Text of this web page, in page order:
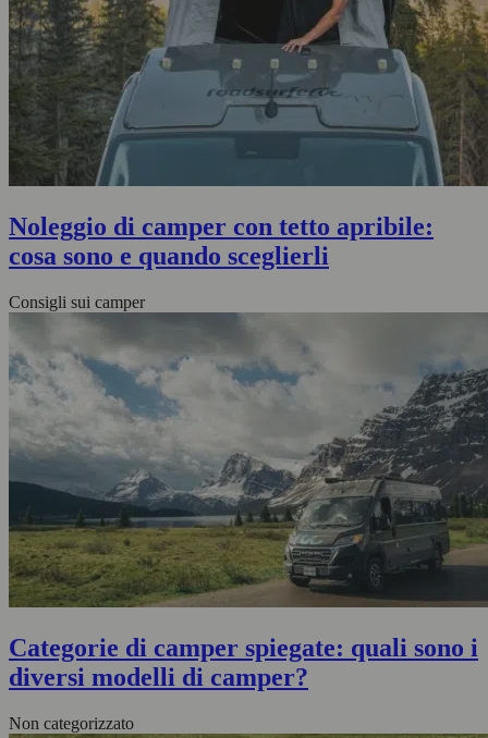
Noleggio di camper con tetto apribile:
cosa sono e quando sceglierli
Consigli sui camper
Categorie di camper spiegate: quali sono i
diversi modelli di camper?
Non categorizzato